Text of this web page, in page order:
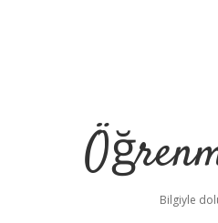
Bilgiyle